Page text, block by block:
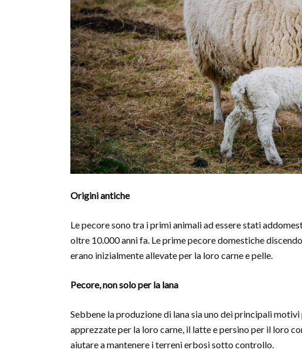
Origini antiche
Le pecore sono tra i primi animali ad essere stati
oltre 10.000 anni fa. Le prime pecore domestiche
erano inizialmente allevate per la loro carne e pelle.
Pecore, non solo per la lana
Sebbene la produzione di lana sia uno dei principali
apprezzate per la loro carne, il latte e persino per il loro
aiutare a mantenere i terreni erbosi sotto controllo.